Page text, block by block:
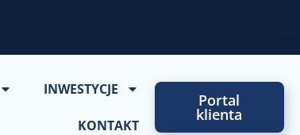
INWESTYCJE
KONTAKT
Portal
klienta